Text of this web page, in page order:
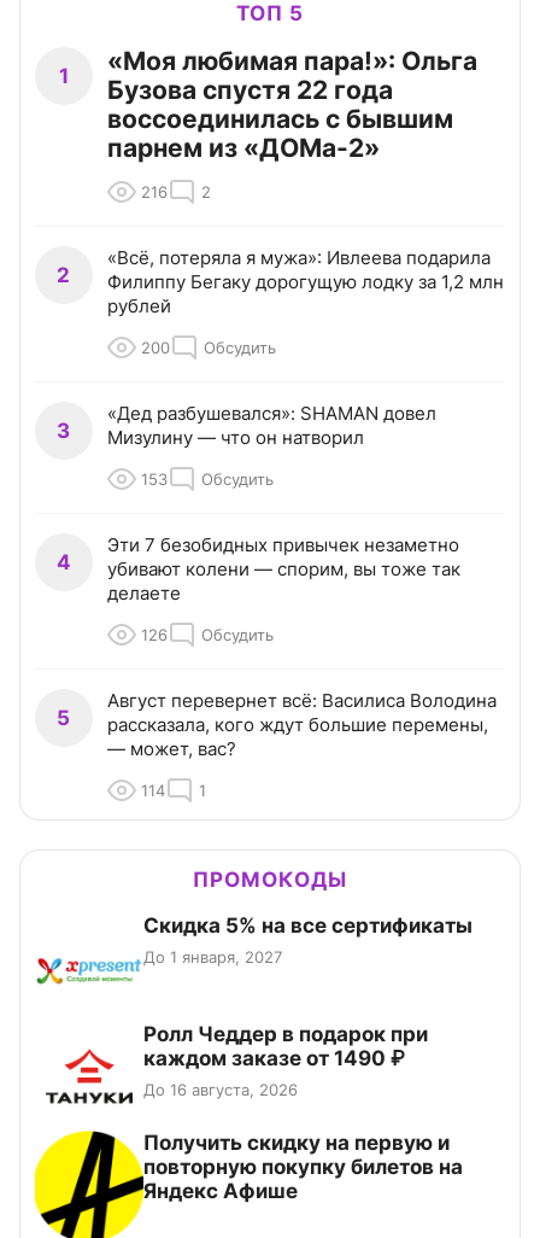
ТОП 5
1
«Моя любимая пара!»: Ольга
Бузова спустя 22 года
воссоединилась с бывшим
парнем из «ДОМа-2»
216 2
2
«Всё, потеряла я мужа»: Ивлеева подарила
Филиппу Бегаку дорогущую лодку за 1,2 млн
рублей
200 Обсудить
3
«Дед разбушевался»: SHAMAN довел
Мизулину — что он натворил
153 Обсудить
4
Эти 7 безобидных привычек незаметно
убивают колени — спорим, вы тоже так
делаете
126 Обсудить
5
Август перевернет всё: Василиса Володина
рассказала, кого ждут большие перемены,
— может, вас?
114 1
ПРОМОКОДЫ
Скидка 5% на все сертификаты
До 1 января, 2027
Ролл Чеддер в подарок при
каждом заказе от 1490 ₽
До 16 августа, 2026
Получить скидку на первую и
повторную покупку билетов на
Яндекс Афише